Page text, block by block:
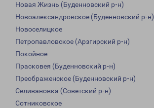
Новая Жизнь (Буденновский р-н)
Новоалександровское (Буденновский р-н)
Новоселицкое
Петропавловское (Арзгирский р-н)
Покойное
Прасковея (Буденновский р-н)
Преображенское (Буденновский р-н)
Селивановка (Советский р-н)
Сотниковское